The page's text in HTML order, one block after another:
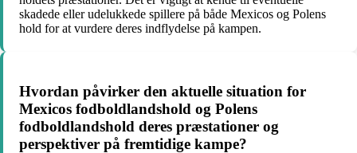
skadede eller udelukkede spillere på både Mexicos og Polens
hold for at vurdere deres indflydelse på kampen.
Hvordan påvirker den aktuelle situation for
Mexicos fodboldlandshold og Polens
fodboldlandshold deres præstationer og
perspektiver på fremtidige kampe?